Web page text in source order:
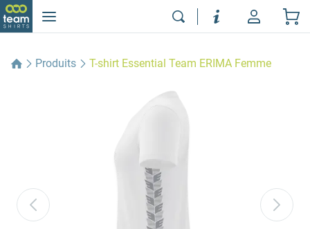
Produits T-shirt Essential Team ERIMA Femme